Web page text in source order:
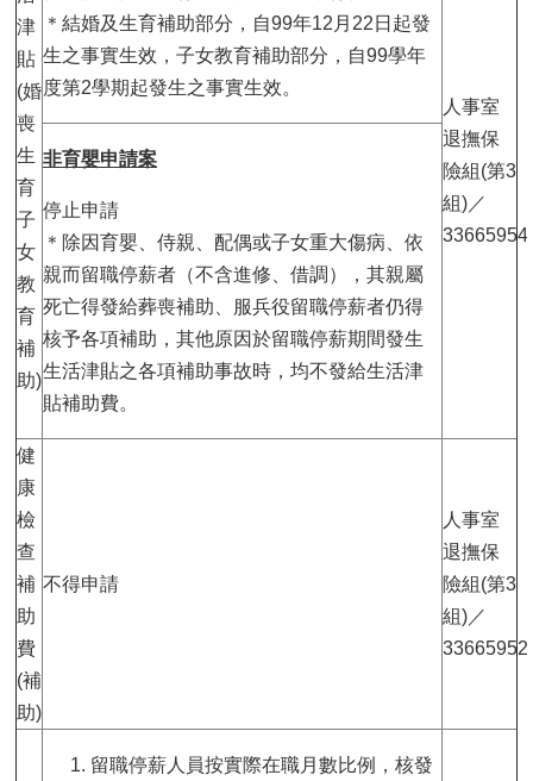
津
貼
(婚
喪
生
育
子
女
教
育
補
助)
＊結婚及生育補助部分，自99年12月22日起發
生之事實生效，子女教育補助部分，自99學年
度第2學期起發生之事實生效。
人事室
退撫保
險組(第3
組)／
33665954
非育嬰申請案
停止申請
＊除因育嬰、侍親、配偶或子女重大傷病、依
親而留職停薪者（不含進修、借調），其親屬
死亡得發給葬喪補助、服兵役留職停薪者仍得
核予各項補助，其他原因於留職停薪期間發生
生活津貼之各項補助事故時，均不發給生活津
貼補助費。
健
康
檢
查
補
助
費
(補
助)
不得申請
人事室
退撫保
險組(第3
組)／
33665952
留職停薪人員按實際在職月數比例，核發